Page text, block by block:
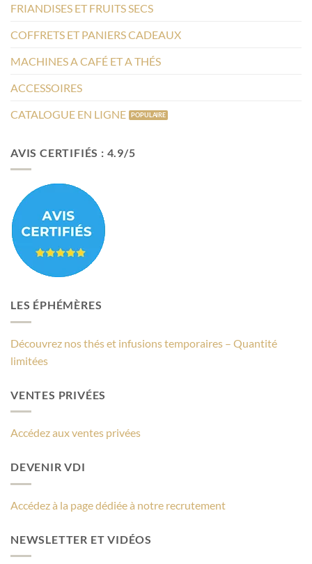
FRIANDISES ET FRUITS SECS
COFFRETS ET PANIERS CADEAUX
MACHINES A CAFÉ ET A THÉS
ACCESSOIRES
CATALOGUE EN LIGNE
AVIS CERTIFIÉS : 4.9/5
LES ÉPHÉMÈRES
Découvrez nos thés et infusions temporaires – Quantité
limitées
VENTES PRIVÉES
Accédez aux ventes privées
DEVENIR VDI
Accédez à la page dédiée à notre recrutement
NEWSLETTER ET VIDÉOS